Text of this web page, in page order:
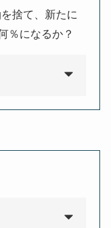
捨て、新たに
％になるか？